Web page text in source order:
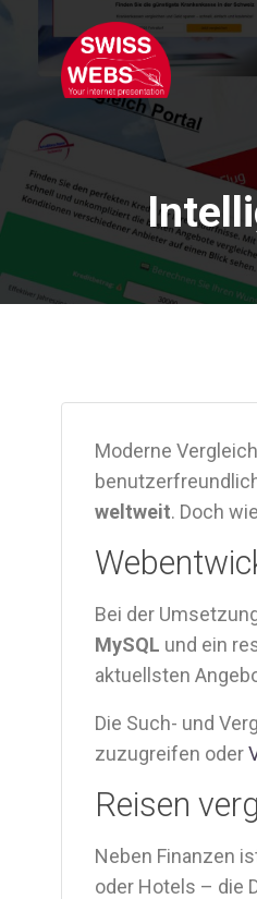
content
Moderne
weltweit. Doch
Bei der
MySQL und ein
aktuellsten
Die Such- und
zuzugreifen oder
Reisen
Neben Finanzen
oder Hotels – die